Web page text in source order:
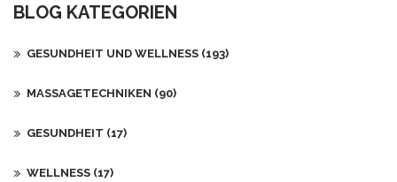
BLOG KATEGORIEN
GESUNDHEIT UND WELLNESS (193)
MASSAGETECHNIKEN (90)
GESUNDHEIT (17)
WELLNESS (17)